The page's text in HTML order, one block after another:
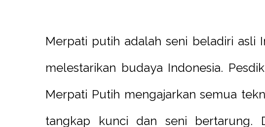
Merpati putih adalah seni beladiri asli
melestarikan budaya Indonesia.
Merpati Putih mengajarkan semua
tangkap kunci dan seni bertarung.